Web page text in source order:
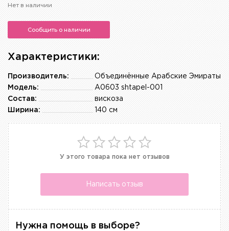
Нет в наличии
Сообщить о наличии
Характеристики:
Объединённые Арабские Эмираты
Производитель:
A0603 shtapel-001
Модель:
вискоза
Состав:
140 см
Ширина:
У этого товара пока нет отзывов
Написать отзыв
Нужна помощь в выборе?